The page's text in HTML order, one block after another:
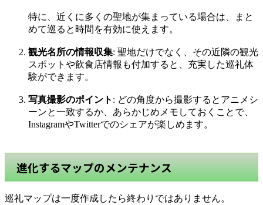
特に、近くに多くの聖地が集まっている場合は、まと
めて巡ると時間を有効に使えます。
観光名所の情報収集: 聖地だけでなく、その近隣の観光
スポットや飲食店情報も付加すると、充実した巡礼体
験ができます。
写真撮影のポイント : どの角度から撮影するとアニメシ
ーンと一致するか、あらかじめメモしておくことで、
InstagramやTwitterでのシェアが楽しめます。
進化するマップのメンテナンス
巡礼マップは一度作成したら終わりではありません。